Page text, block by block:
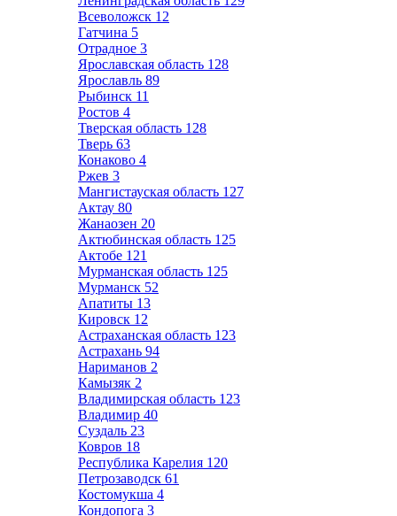
Всеволожск 12
Гатчина 5
Отрадное 3
Ярославская область 128
Ярославль 89
Рыбинск 11
Ростов 4
Тверская область 128
Тверь 63
Конаково 4
Ржев 3
Мангистауская область 127
Актау 80
Жанаозен 20
Актюбинская область 125
Актобе 121
Мурманская область 125
Мурманск 52
Апатиты 13
Кировск 12
Астраханская область 123
Астрахань 94
Нариманов 2
Камызяк 2
Владимирская область 123
Владимир 40
Суздаль 23
Ковров 18
Республика Карелия 120
Петрозаводск 61
Костомукша 4
Кондопога 3